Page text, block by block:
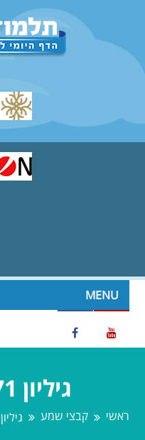
MENU
גיליון 71 – עמוד 4
ראשי קבצי שמע גיליון 71 – עמוד 4